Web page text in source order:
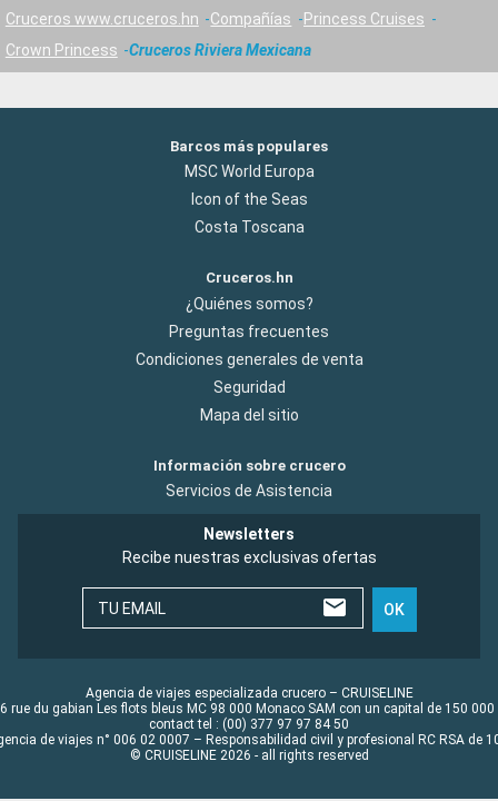
Cruceros www.cruceros.hn Compañías
Princess Cruises
Crown Princess
Cruceros Riviera Mexicana
Barcos más populares
MSC World Europa
Icon of the Seas
Costa Toscana
Cruceros.hn
¿Quiénes somos?
Preguntas frecuentes
Condiciones generales de venta
Seguridad
Mapa del sitio
Información sobre crucero
Servicios de Asistencia
Newsletters
Recibe nuestras exclusivas ofertas
TU EMAIL OK
Agencia de viajes especializada crucero – CRUISELINE
rue du gabian Les flots bleus MC 98 000 Monaco SAM con un capital de 150 000
contact tel : (00) 377 97 97 84 50
de viajes n° 006 02 0007 – Responsabilidad civil y profesional RC RSA de
© CRUISELINE 2026 - all rights reserved